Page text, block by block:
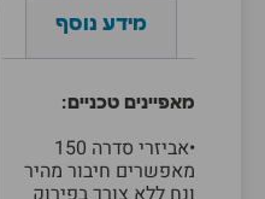
מידע נוסף
מאפיינים טכניים:
•אביזרי סדרה 150
מאפשרים חיבור מהיר